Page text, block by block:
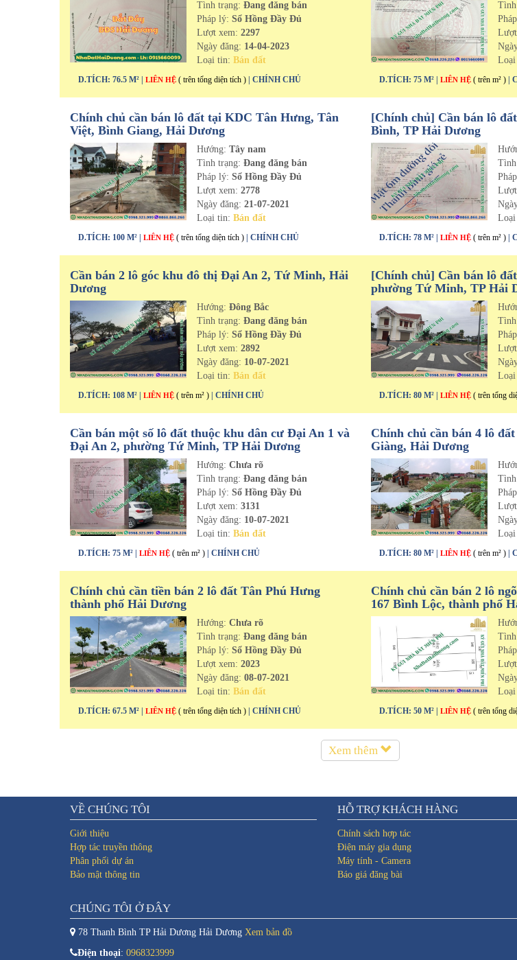
Tình trạng:Đang đăng bán
Pháp lý: Sổ Hồng Đầy Đủ
Lượt xem:2297
Ngày đăng: 14-04-2023
Loại tin:Bán đất
D.TÍCH: 76.5 M² | LIÊN HỆ ( trên tổng diện tích ) | CHÍNH CHỦ D.TÍCH: 75 M² | LIÊN HỆ ( trên m² ) |
Chính chủ cần bán lô đất tại KDC Tân Hưng, Tân
Việt, Bình Giang, Hải Dương
Hướng:Tây nam
Tình trạng:Đang đăng bán
Pháp lý: Sổ Hồng Đầy Đủ
Lượt xem:2778
Ngày đăng:21-07-2021
Loại tin:Bán đất
D.TÍCH: 100 M² | LIÊN HỆ ( trên tổng diện tích ) | CHÍNH CHỦ
[Chính chủ] Cần bán lô
Bình, TP Hải Dương
D.TÍCH: 78 M² | LIÊN HỆ ( trên m² ) |
Cần bán 2 lô góc khu đô thị Đại An 2, Tứ Minh, Hải
Dương
Hướng:Đông Bắc
Tình trạng:Đang đăng bán
Pháp lý: Sổ Hồng Đầy Đủ
Lượt xem:2892
Ngày đăng: 10-07-2021
Loại tin:Bán đất
D.TÍCH: 108 M² | LIÊN HỆ ( trên m² ) | CHÍNH CHỦ
[Chính chủ] Cần bán lô
phường Tứ Minh, TP Hải
D.TÍCH: 80 M² | LIÊN HỆ ( trên tổng
Cần bán một số lô đất thuộc khu dân cư Đại An 1 và
Đại An 2, phường Tứ Minh, TP Hải Dương
Hướng:Chưa rõ
Tình trạng:Đang đăng bán
Pháp lý: Sổ Hồng Đầy Đủ
Lượt xem:3131
Ngày đăng: 10-07-2021
Loại tin:Bán đất
D.TÍCH: 75 M² | LIÊN HỆ ( trên m² ) | CHÍNH CHỦ
Chính chủ cần bán 4 lô
Giàng, Hải Dương
D.TÍCH: 80 M² | LIÊN HỆ ( trên m² ) |
Chính chủ cần tiền bán 2 lô đất Tân Phú Hưng
thành phố Hải Dương
Hướng:Chưa rõ
Tình trạng:Đang đăng bán
Pháp lý: Sổ Hồng Đầy Đủ
Lượt xem:2023
Ngày đăng:08-07-2021
Loại tin:Bán đất
D.TÍCH: 67.5 M² | LIÊN HỆ ( trên tổng diện tích ) | CHÍNH CHỦ
Chính chủ cần bán 2 lô
167 Bình Lộc, thành phố
D.TÍCH: 50 M² | LIÊN HỆ ( trên tổng
Xem thêm
VỀ CHÚNG TÔI
Giới thiệu
Hợp tác truyền thông
Phân phối dự án
Bảo mật thông tin
HỖ TRỢ KHÁCH HÀNG
Chính sách hợp tác
Điện máy gia dụng
Máy tính - Camera
Báo giá đăng bài
CHÚNG TÔI Ở ĐÂY
78 Thanh Bình TP Hải Dương Hải Dương Xem bản đồ
Điện thoại: 0968323999